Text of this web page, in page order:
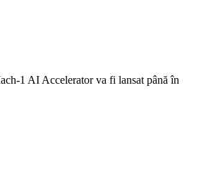
1 AI Accelerator va fi lansat până în